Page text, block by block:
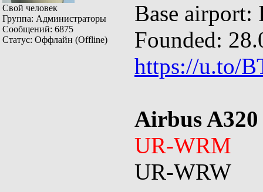
Свой человек
Группа: Администраторы
Сообщений: 6875
Статус: Оффлайн (Offline)
Base
Founded:
https://u.to/
Airbus A320
UR-WRM
UR-WRW